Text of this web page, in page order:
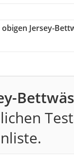
Jersey-